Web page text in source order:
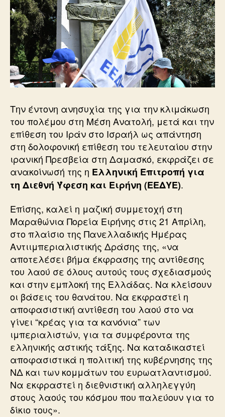
Την έντονη ανησυχία της για την κλιμάκωση
του πολέμου στη Μέση Ανατολή, μετά και την
επίθεση του Ιράν στο Ισραήλ ως απάντηση
στη δολοφονική επίθεση του τελευταίου στην
ιρανική Πρεσβεία στη Δαμασκό, εκφράζει σε
ανακοίνωσή της η Ελληνική Επιτροπή για
τη Διεθνή Ύφεση και Ειρήνη (ΕΕΔΥΕ).
Επίσης, καλεί η μαζική συμμετοχή στη
Μαραθώνια Πορεία Ειρήνης στις 21 Απρίλη,
στο πλαίσιο της Πανελλαδικής Ημέρας
Αντιιμπεριαλιστικής Δράσης της, «να
αποτελέσει βήμα έκφρασης της αντίθεσης
του λαού σε όλους αυτούς τους σχεδιασμούς
και στην εμπλοκή της Ελλάδας. Να κλείσουν
οι βάσεις του θανάτου. Να εκφραστεί η
αποφασιστική αντίθεση του λαού στο να
γίνει “κρέας για τα κανόνια” των
ιμπεριαλιστών, για τα συμφέροντα της
ελληνικής αστικής τάξης. Να καταδικαστεί
αποφασιστικά η πολιτική της κυβέρνησης της
ΝΔ και των κομμάτων του ευρωατλαντισμού.
Να εκφραστεί η διεθνιστική αλληλεγγύη
στους λαούς του κόσμου που παλεύουν για το
δίκιο τους».